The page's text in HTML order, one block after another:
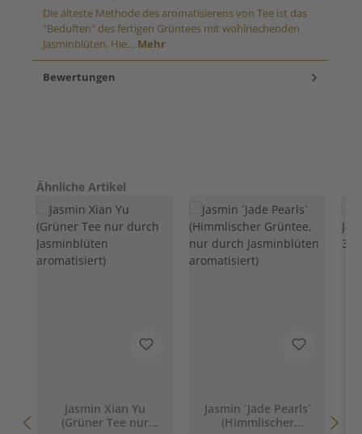
Die älteste Methode des aromatisierens von Tee ist das
"Beduften" des fertigen Grüntees mit wohlriechenden
Jasminblüten. Hie… Mehr
Bewertungen
Produktgalerie überspringen
Ähnliche Artikel
Jasmin Xian Yu
(Grüner Tee nur
Jasmin ´Jade Pearls`
(Himmlischer